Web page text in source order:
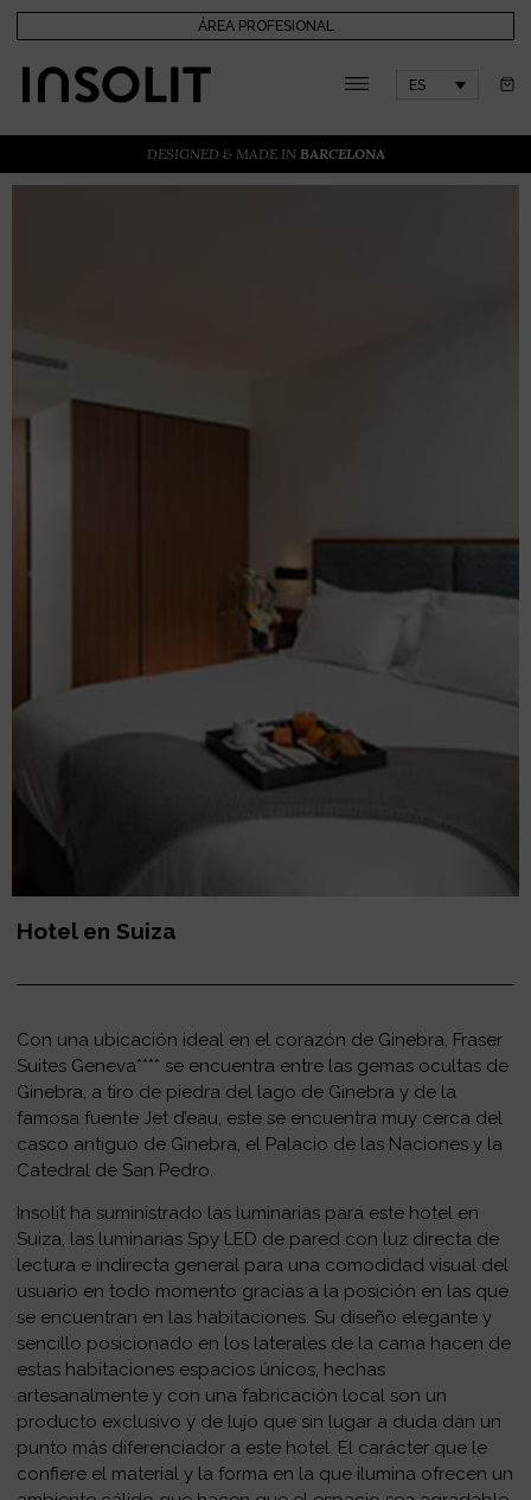
ÁREA PROFESIONAL
ES
DESIGNED & MADE IN BARCELONA
Hotel en Suiza
Con una ubicación ideal en el corazón de Ginebra, Fraser
Suites Geneva**** se encuentra entre las gemas ocultas de
Ginebra, a tiro de piedra del lago de Ginebra y de la
famosa fuente Jet d’eau, este se encuentra muy cerca del
casco antiguo de Ginebra, el Palacio de las Naciones y la
Catedral de San Pedro.
Insolit ha suministrado las luminarias para este hotel en
Suiza, las luminarias Spy LED de pared con luz directa de
lectura e indirecta general para una comodidad visual del
usuario en todo momento gracias a la posición en las que
se encuentran en las habitaciones. Su diseño elegante y
sencillo posicionado en los laterales de la cama hacen de
estas habitaciones espacios únicos, hechas
artesanalmente y con una fabricación local son un
producto exclusivo y de lujo que sin lugar a duda dan un
punto más diferenciador a este hotel. El carácter que le
confiere el material y la forma en la que ilumina ofrecen un